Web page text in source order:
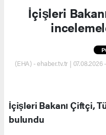
İçişleri
(EHA) - ehaber.tv.tr |
İçişleri Bakanı Çiftçi,
bulundu